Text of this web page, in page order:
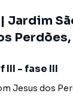
| Jardim
Perdões,
III - fase III
Jesus dos